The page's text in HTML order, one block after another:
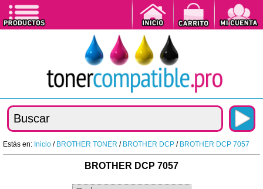
Estás en: Inicio / BROTHER TONER / BROTHER DCP / BROTHER DCP 7057
BROTHER DCP 7057